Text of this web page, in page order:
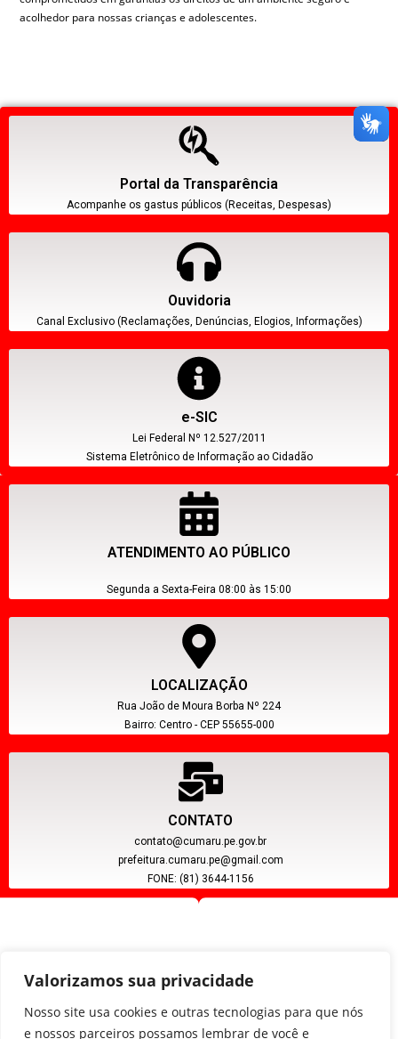
Valorizamos sua privacidade
Nosso site usa cookies e outras tecnologias para que nós
e nossos parceiros possamos lembrar de você e
acolhedor para nossas crianças e adolescentes.
Portal da Transparência
Acompanhe os gastus públicos (Receitas, Despesas)
Ouvidoria
Canal Exclusivo (Reclamações, Denúncias, Elogios, Informações)
e-SIC
Lei Federal Nº 12.527/2011
Sistema Eletrônico de Informação ao Cidadão
ATENDIMENTO AO PÚBLICO
Segunda a Sexta-Feira 08:00 às 15:00
LOCALIZAÇÃO
Rua João de Moura Borba Nº 224
Bairro: Centro - CEP 55655-000
CONTATO
contato@cumaru.pe.gov.br
prefeitura.cumaru.pe@gmail.com
FONE: (81) 3644-1156